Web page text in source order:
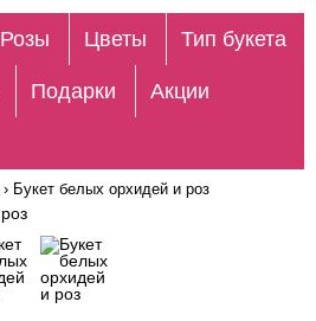
Розы Цветы Тип букета
Подарки Акции
› Букет белых орхидей и роз